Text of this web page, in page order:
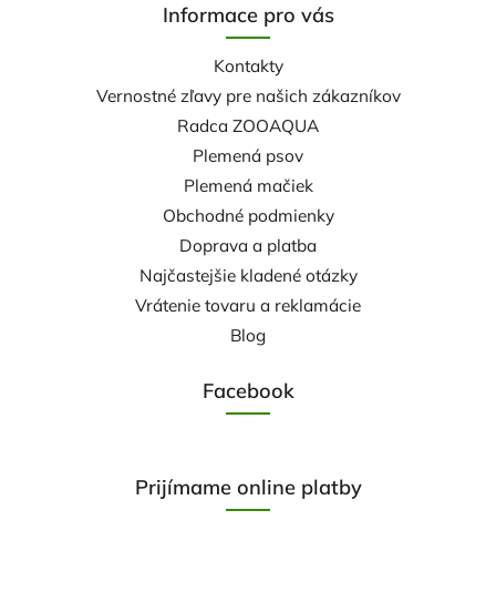
Informace pro vás
Kontakty
Vernostné zľavy pre našich zákazníkov
Radca ZOOAQUA
Plemená psov
Plemená mačiek
Obchodné podmienky
Doprava a platba
Najčastejšie kladené otázky
Vrátenie tovaru a reklamácie
Blog
Facebook
Prijímame online platby